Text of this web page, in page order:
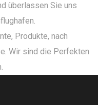
überlassen Sie uns
Produkte, nach
Wir sind die Perfekten